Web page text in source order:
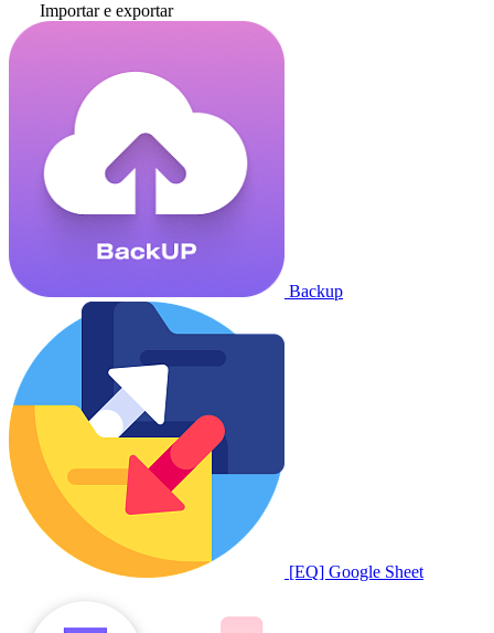
Importar e exportar
Backup
[EQ] Google Sheet